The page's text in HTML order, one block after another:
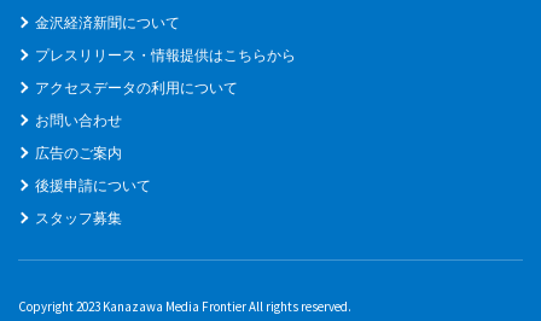
金沢経済新聞について
プレスリリース・情報提供はこちらから
アクセスデータの利用について
お問い合わせ
広告のご案内
後援申請について
スタッフ募集
Copyright 2023 Kanazawa Media Frontier All rights reserved.